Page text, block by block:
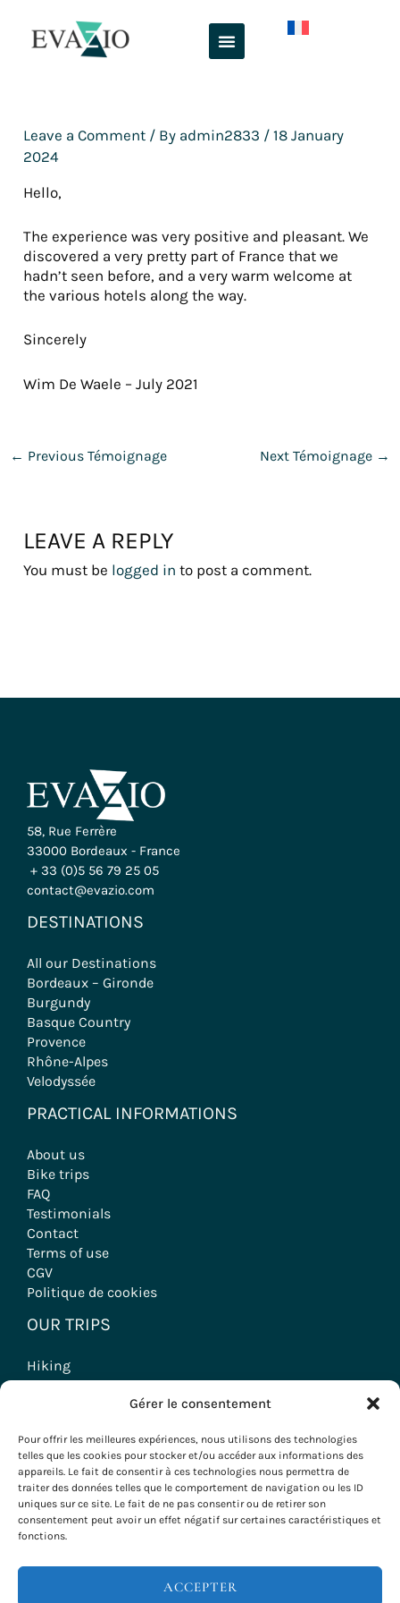
Gérer le consentement
Pour offrir les meilleures expériences, nous utilisons des technologies
telles que les cookies pour stocker et/ou accéder aux informations des
appareils. Le fait de consentir à ces technologies nous permettra de
traiter des données telles que le comportement de navigation ou les ID
uniques sur ce site. Le fait de ne pas consentir ou de retirer son
consentement peut avoir un effet négatif sur certaines caractéristiques et
fonctions.
ACCEPTER
content
Leave a Comment / By admin2833 /18 January
2024
Hello,
The experience was very positive and pleasant. We
discovered a very pretty part of France that we
hadn’t seen before, and a very warm welcome at
the various hotels along the way.
Sincerely
Wim De Waele – July 2021
← Previous Témoignage Next Témoignage →
LEAVE A REPLY
You must be logged in to post a comment.
58, Rue Ferrère
33000 Bordeaux - France
+ 33 (0)5 56 79 25 05
contact@evazio.com
DESTINATIONS
All our Destinations
Bordeaux – Gironde
Burgundy
Basque Country
Provence
Rhône-Alpes
Velodyssée
PRACTICAL INFORMATIONS
About us
Bike trips
FAQ
Testimonials
Contact
Terms of use
CGV
Politique de cookies
OUR TRIPS
Hiking
Wine tourism stays
Seminars & Incentives
Voyages à vélo
Copyright © 2026 Evazio